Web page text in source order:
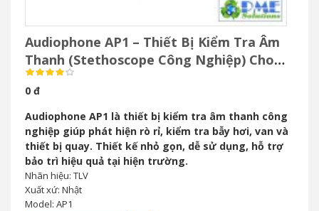
Audiophone AP1 – Thiết Bị Kiểm Tra Âm
Thanh (Stethoscope Công Nghiệp) Cho
Bảo Trì Công Nghiệp
0 đ
Audiophone AP1 là thiết bị kiểm tra âm thanh công
nghiệp giúp phát hiện rò rỉ, kiểm tra bẫy hơi, van và
thiết bị quay. Thiết kế nhỏ gọn, dễ sử dụng, hỗ trợ
bảo trì hiệu quả tại hiện trường.
Nhãn hiệu: TLV
Xuất xứ: Nhật
Model: AP1